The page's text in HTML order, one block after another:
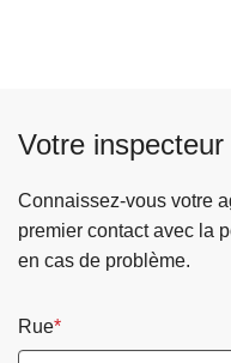
Votre
Connaissez-vous votre
premier contact avec la
en cas de problème.
Rue